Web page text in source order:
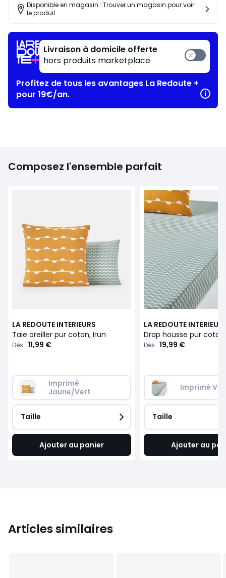
Disponible en magasin : Trouver un magasin pour voir
le produit
Livraison à domicile offerte
hors produits marketplace
Profitez de tous les avantages La Redoute +
pour 19€/an.
Composez l'ensemble parfait
LA REDOUTE INTERIEURS
Taie oreiller pur coton, Irun
Dès 11,99 €
Imprimé
Jaune/Vert
Taille
Ajouter au panier
LA REDOUTE
Drap housse pur
Dès 19,99 €
Imprimé
Taille
Ajouter au
Articles similaires